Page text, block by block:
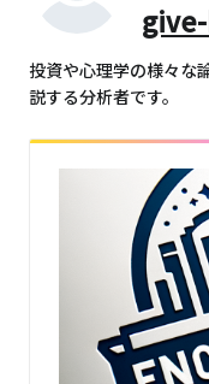
投資や心理学の様々な
説する分析者です。